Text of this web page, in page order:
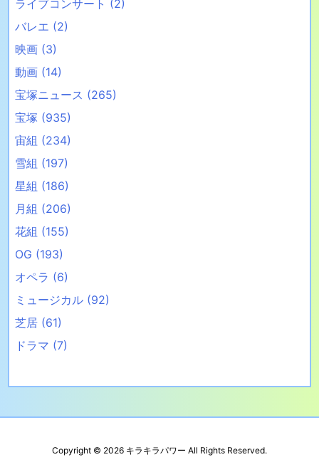
ライブコンサート (2)
バレエ (2)
映画 (3)
動画 (14)
宝塚ニュース (265)
宝塚 (935)
宙組 (234)
雪組 (197)
星組 (186)
月組 (206)
花組 (155)
OG (193)
オペラ (6)
ミュージカル (92)
芝居 (61)
ドラマ (7)
Copyright © 2026 キラキラパワー All Rights Reserved.